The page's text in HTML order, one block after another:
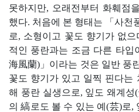
못하지만, 오래전부터 화훼점
했다. 처음에 본 형태는 「사천
로, 소형이고 꽃도 향기가 없
적인 풍란과는 조금 다른 타입
海風蘭)」이라는 것은 일반 풍
꽃도 향기가 있고 일찍 핀다는
해 풍란 실생으로, 잎도 왜계
의 縞로도 볼 수 있는 예(芸)로,